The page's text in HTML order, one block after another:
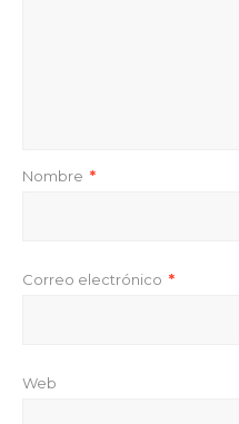
Nombre *
Correo electrónico *
Web